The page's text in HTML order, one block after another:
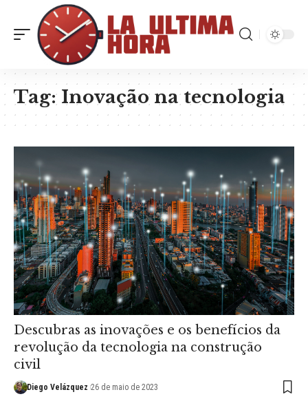
Tag: Inovação na tecnologia
Descubras as inovações e os benefícios da
revolução da tecnologia na construção
civil
Diego Velázquez 26 de maio de 2023